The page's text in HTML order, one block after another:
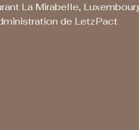
La Mirabelle,
de LetzPact